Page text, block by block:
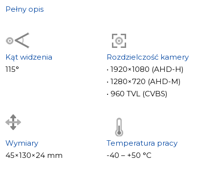
• Kamera Full HD 2MP
• Obsługa zamków mechanicznych
Pełny opis
Kąt widzenia
115°
Rozdzielczość kamery
• 1920×1080 (AHD-H)
• 1280×720 (AHD-M)
• 960 TVL (CVBS)
Wymiary
45×130×24 mm
Temperatura pracy
-40 – +50 °С